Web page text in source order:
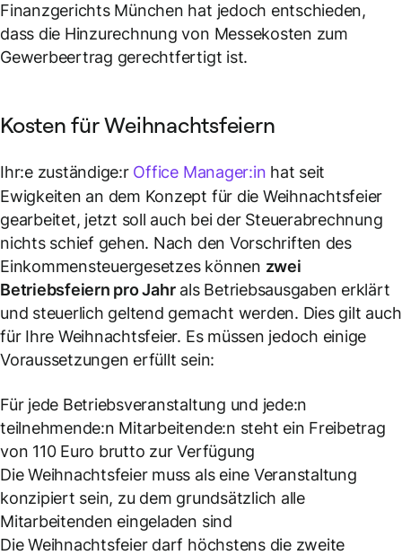
Finanzgerichts München hat jedoch entschieden,
dass die Hinzurechnung von Messekosten zum
Gewerbeertrag gerechtfertigt ist.
Kosten für Weihnachtsfeiern
Ihr:e zuständige:r Office Manager:in hat seit
Ewigkeiten an dem Konzept für die Weihnachtsfeier
gearbeitet, jetzt soll auch bei der Steuerabrechnung
nichts schief gehen. Nach den Vorschriften des
Einkommensteuergesetzes können zwei
Betriebsfeiern pro Jahrals Betriebsausgaben erklärt
und steuerlich geltend gemacht werden. Dies gilt auch
für Ihre Weihnachtsfeier. Es müssen jedoch einige
Voraussetzungen erfüllt sein:
Für jede Betriebsveranstaltung und jede:n
teilnehmende:n Mitarbeitende:n steht ein Freibetrag
von 110 Euro brutto zur Verfügung
Die Weihnachtsfeier muss als eine Veranstaltung
konzipiert sein, zu dem grundsätzlich alle
Mitarbeitenden eingeladen sind
Die Weihnachtsfeier darf höchstens die zweite